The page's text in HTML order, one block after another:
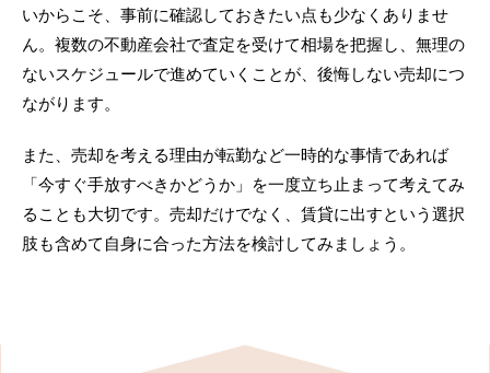
いからこそ、事前に確認しておきたい点も少なくありませ
ん。複数の不動産会社で査定を受けて相場を把握し、無理の
ないスケジュールで進めていくことが、後悔しない売却につ
ながります。
また、売却を考える理由が転勤など一時的な事情であれば
「今すぐ手放すべきかどうか」を一度立ち止まって考えてみ
ることも大切です。売却だけでなく、賃貸に出すという選択
肢も含めて自身に合った方法を検討してみましょう。